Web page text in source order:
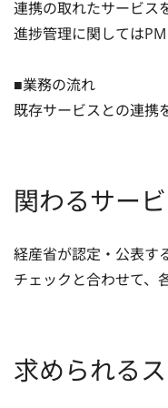
連携の取れたサービス
進捗管理に関しては
■業務の流れ
既存サービスとの連携
関わるサー
経産省が認定・公表す
チェックと合わせて、
求められる